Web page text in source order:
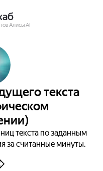
Алисы AI
текста
текста по заданным
за считанные минуты.